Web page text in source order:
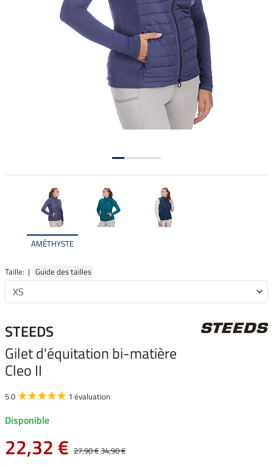
AMÉTHYSTE
Taille: | Guide des tailles
STEEDS
Gilet d'équitation bi-matière
Cleo II
5.0 1 évaluation
Disponible
22,32 € 27,90 €34,90 €